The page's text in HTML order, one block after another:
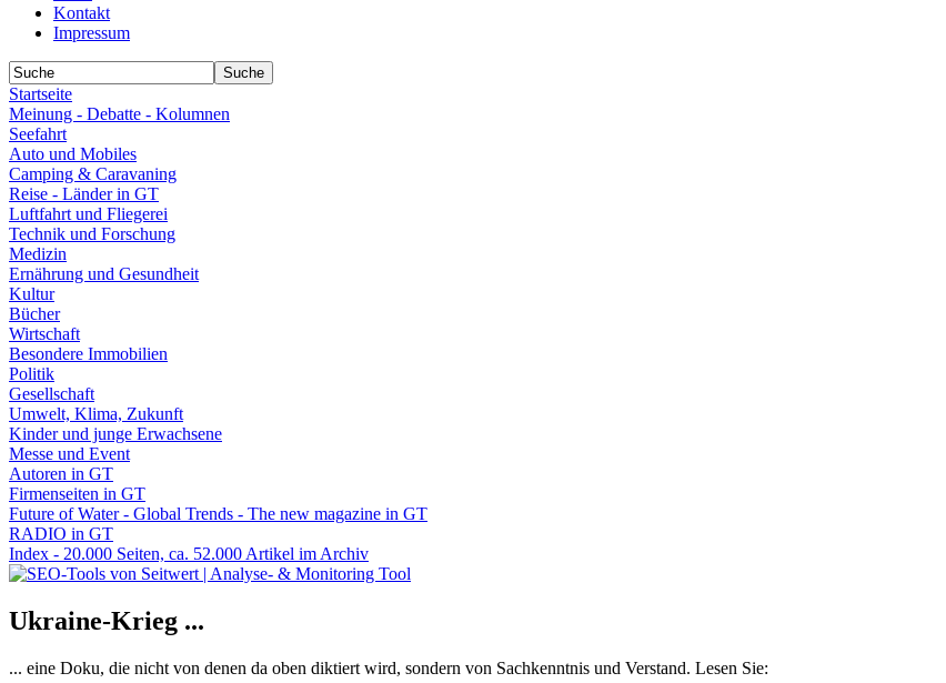
Kontakt
Impressum
Startseite
Meinung - Debatte - Kolumnen
Seefahrt
Auto und Mobiles
Camping & Caravaning
Reise - Länder in GT
Luftfahrt und Fliegerei
Technik und Forschung
Medizin
Ernährung und Gesundheit
Kultur
Bücher
Wirtschaft
Besondere Immobilien
Politik
Gesellschaft
Umwelt, Klima, Zukunft
Kinder und junge Erwachsene
Messe und Event
Autoren in GT
Firmenseiten in GT
Future of Water - Global Trends - The new magazine in GT
RADIO in GT
Index - 20.000 Seiten, ca. 52.000 Artikel im Archiv
Ukraine-Krieg ...
... eine Doku, die nicht von denen da oben diktiert wird, sondern von Sachkenntnis und Verstand. Lesen Sie: